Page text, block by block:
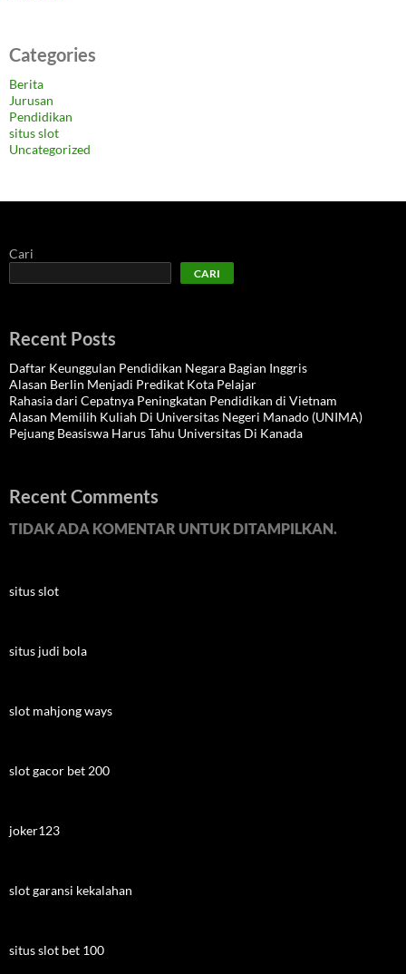
Categories
Berita
Jurusan
Pendidikan
situs slot
Uncategorized
Cari
CARI
Recent Posts
Daftar Keunggulan Pendidikan Negara Bagian Inggris
Alasan Berlin Menjadi Predikat Kota Pelajar
Rahasia dari Cepatnya Peningkatan Pendidikan di Vietnam
Alasan Memilih Kuliah Di Universitas Negeri Manado (UNIMA)
Pejuang Beasiswa Harus Tahu Universitas Di Kanada
Recent Comments
TIDAK ADA KOMENTAR UNTUK DITAMPILKAN.
situs slot
situs judi bola
slot mahjong ways
slot gacor bet 200
joker123
slot garansi kekalahan
situs slot bet 100